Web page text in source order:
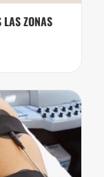
LAS ZONAS